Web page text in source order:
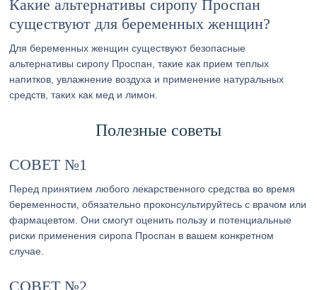
Какие альтернативы сиропу Проспан
существуют для беременных женщин?
Для беременных женщин существуют безопасные
альтернативы сиропу Проспан, такие как прием теплых
напитков, увлажнение воздуха и применение натуральных
средств, таких как мед и лимон.
Полезные советы
СОВЕТ №1
Перед принятием любого лекарственного средства во время
беременности, обязательно проконсультируйтесь с врачом или
фармацевтом. Они смогут оценить пользу и потенциальные
риски применения сиропа Проспан в вашем конкретном
случае.
СОВЕТ №2